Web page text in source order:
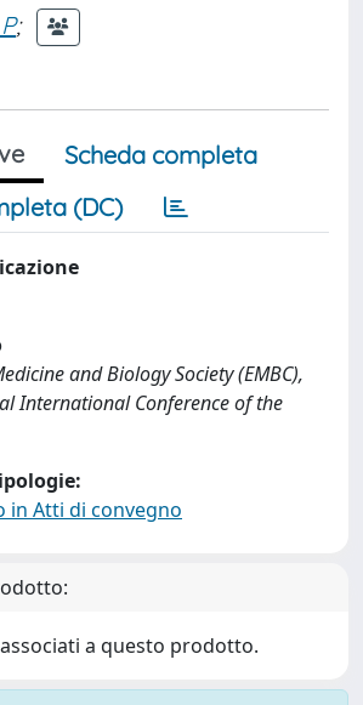
;
Scheda completa
(DC)
and Biology Society (EMBC),
International Conference of the
in Atti di convegno
a questo prodotto.